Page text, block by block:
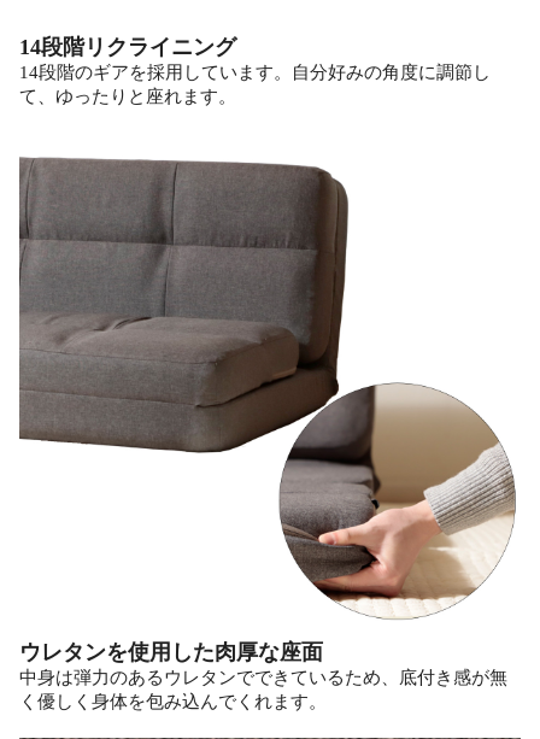
14段階リクライニング
14段階のギアを採用しています。自分好みの角度に調節し
て、ゆったりと座れます。
ウレタンを使用した肉厚な座面
中身は弾力のあるウレタンでできているため、底付き感が無
く優しく身体を包み込んでくれます。